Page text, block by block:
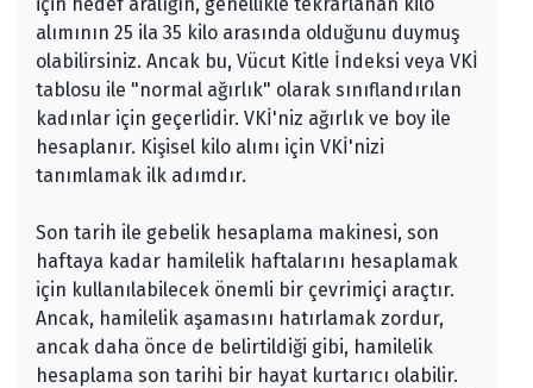
alımının 25 ila 35 kilo arasında olduğunu duymuş
olabilirsiniz. Ancak bu, Vücut Kitle İndeksi veya VKİ
tablosu ile "normal ağırlık" olarak sınıflandırılan
kadınlar için geçerlidir. VKİ'niz ağırlık ve boy ile
hesaplanır. Kişisel kilo alımı için VKİ'nizi
tanımlamak ilk adımdır.
Son tarih ile gebelik hesaplama makinesi, son
haftaya kadar hamilelik haftalarını hesaplamak
için kullanılabilecek önemli bir çevrimiçi araçtır.
Ancak, hamilelik aşamasını hatırlamak zordur,
ancak daha önce de belirtildiği gibi, hamilelik
hesaplama son tarihi bir hayat kurtarıcı olabilir.